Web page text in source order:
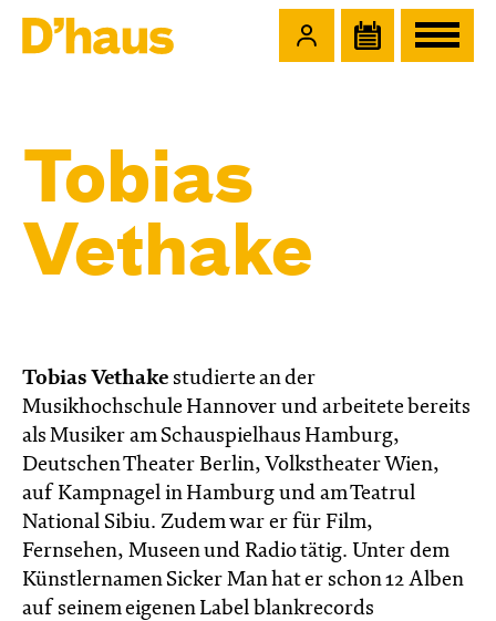
Tobias
Vethake
Tobias Vethake studierte an der
Musikhochschule Hannover und arbeitete bereits
als Musiker am Schauspielhaus Hamburg,
Deutschen Theater Berlin, Volkstheater Wien,
auf Kampnagel in Hamburg und am Teatrul
National Sibiu. Zudem war er für Film,
Fernsehen, Museen und Radio tätig. Unter dem
Künstlernamen Sicker Man hat er schon 12 Alben
auf seinem eigenen Label blankrecords